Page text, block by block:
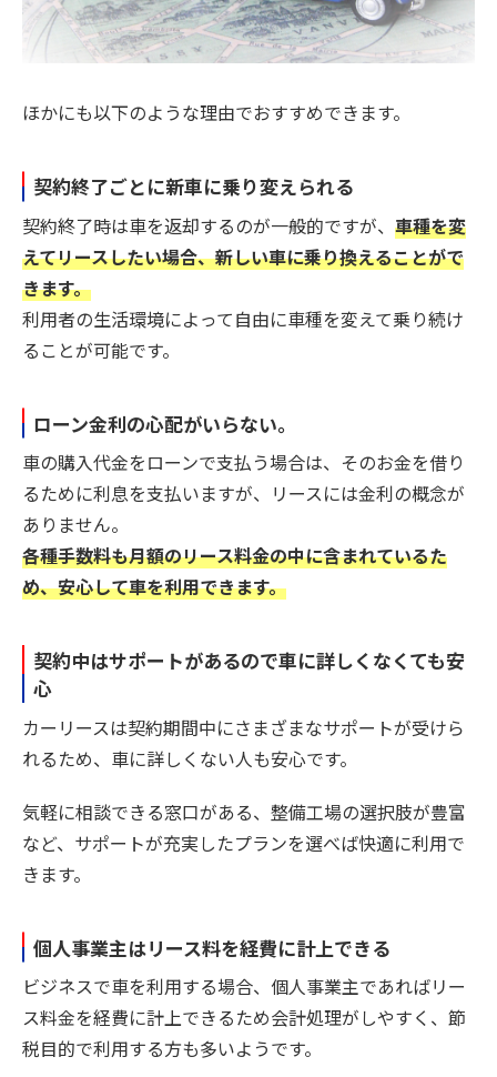
ほかにも以下のような理由でおすすめできます。
契約終了ごとに新車に乗り変えられる
契約終了時は車を返却するのが一般的ですが、 車種を変
えてリースしたい場合、新しい車に乗り換えることがで
きます。
利用者の生活環境によって自由に車種を変えて乗り続け
ることが可能です。
ローン金利の心配がいらない。
車の購入代金をローンで支払う場合は、そのお金を借り
るために利息を支払いますが、リースには金利の概念が
ありません。
各種手数料も月額のリース料金の中に含まれているた
め、安心して車を利用できます。
契約中はサポートがあるので車に詳しくなくても安
心
カーリースは契約期間中にさまざまなサポートが受けら
れるため、車に詳しくない人も安心です。
気軽に相談できる窓口がある、整備工場の選択肢が豊富
など、サポートが充実したプランを選べば快適に利用で
きます。
個人事業主はリース料を経費に計上できる
ビジネスで車を利用する場合、個人事業主であればリー
ス料金を経費に計上できるため会計処理がしやすく、節
税目的で利用する方も多いようです。